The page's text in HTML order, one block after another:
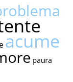
acume
paura